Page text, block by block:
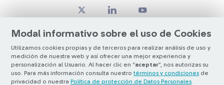
Modal informativo sobre el uso de Cookies
Utilizamos cookies propias y de terceros para realizar análisis de uso y
medición de nuestra web y así ofrecer una mejor experiencia y
personalización al Usuario. Al hacer clic en “aceptar”, nos autorizas su
uso. Para más información consulta nuestro términos y condiciones de
privacidad o nuestra Política de protección de Datos Personales
© Copyright Grupo SURA 2026